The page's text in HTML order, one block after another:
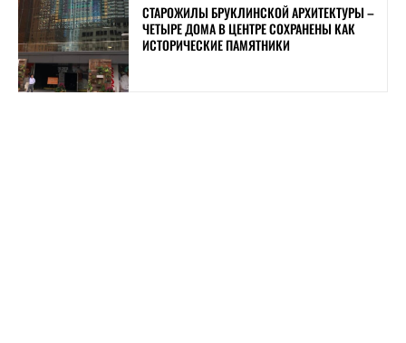
СТАРОЖИЛЫ БРУКЛИНСКОЙ АРХИТЕКТУРЫ –
ЧЕТЫРЕ ДОМА В ЦЕНТРЕ СОХРАНЕНЫ КАК
ИСТОРИЧЕСКИЕ ПАМЯТНИКИ